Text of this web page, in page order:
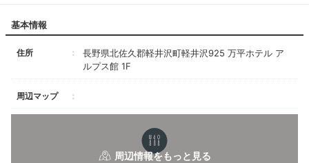
基本情報
住所
長野県北佐久郡軽井沢町軽井沢925 万平ホテル ア
ルプス館 1F
周辺マップ